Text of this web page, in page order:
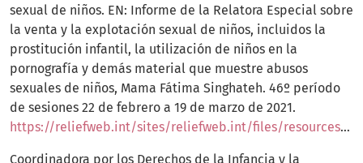
sexual de niños. EN: Informe de la Relatora Especial sobre
la venta y la explotación sexual de niños, incluidos la
prostitución infantil, la utilización de niños en la
pornografía y demás material que muestre abusos
sexuales de niños, Mama Fátima Singhateh. 46º período
de sesiones 22 de febrero a 19 de marzo de 2021.
https://reliefweb.int/sites/reliefweb.int/files/resources/A_HRC_46_31_S.pdf
Coordinadora por los Derechos de la Infancia y la